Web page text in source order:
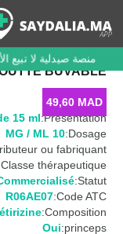
منصة صيدلية لا تبيع
BUVABLE
49,60 MAD
Présentation:
15 ml
Dosage:
10 MG / ML
ou fabriquant:
Classe thérapeutique:
Statut:
Code ATC:
R06AE07
Composition:
princeps:
Oui